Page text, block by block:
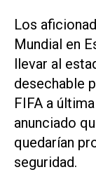
Los
Mundial en
‌llevar al
desechable
FIFA a
anunciado
quedarían
seguridad.